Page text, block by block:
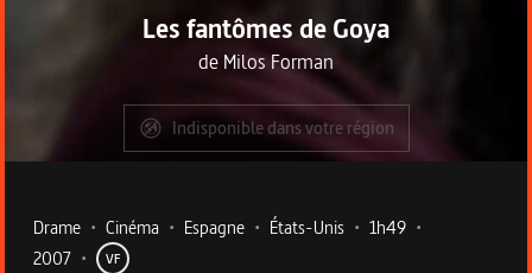
Les fantômes de Goya
de Milos Forman
Indisponible dans votre région
Metadata du programme
Drame • Cinéma • Espagne • États-Unis • 1h49 •
2007 • VF